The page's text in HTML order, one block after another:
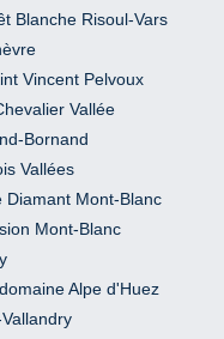
Blanche Risoul-Vars
Vincent Pelvoux
Vallée
Bornand
Vallées
Diamant Mont-Blanc
Mont-Blanc
Alpe d'Huez